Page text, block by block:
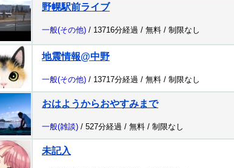
野幌駅前ライブ
一般(その他) / 13716分経過 / 無料 / 制限なし
地震情報@中野
一般(その他) / 13717分経過 / 無料 / 制限なし
おはようからおやすみまで
一般(雑談) / 527分経過 / 無料 / 制限なし
未記入